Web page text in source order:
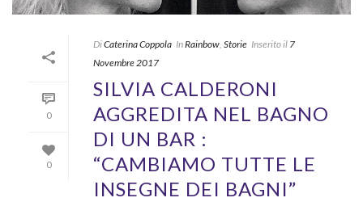
0
0
DiCaterina Coppola InRainbow, Storie Inserito il 7
Novembre 2017
SILVIA CALDERONI
AGGREDITA NEL BAGNO
DI UN BAR :
“CAMBIAMO TUTTE LE
INSEGNE DEI BAGNI”